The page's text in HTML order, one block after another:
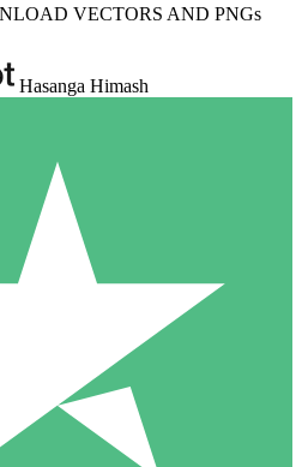
VECTORS AND PNGs
Hasanga Himash